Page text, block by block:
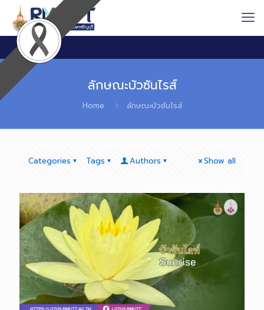
ลักษณะบัวซันไรส์
Home ลักษณะบัวซันไรส์
Categories Tags Authors Show all